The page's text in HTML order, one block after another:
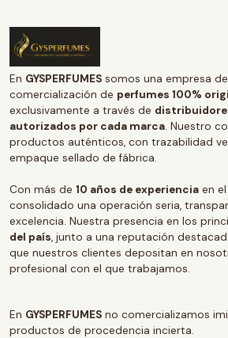
En GYSPERFUMES somos una empresa
comercialización de perfumes 100%
exclusivamente a través de
autorizados por cada marca. Nuestro
productos auténticos, con trazabilidad
empaque sellado de fábrica.
Con más de 10 años de experiencia en
consolidado una operación seria,
excelencia. Nuestra presencia en los
del país, junto a una reputación
que nuestros clientes depositan en
profesional con el que trabajamos.
En GYSPERFUMES no comercializamos
productos de procedencia incierta.